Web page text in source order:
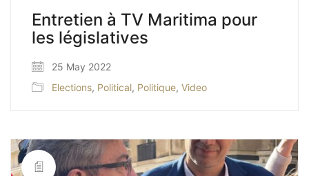
Entretien à TV Maritima pour
les législatives
25 May 2022
Elections, Political, Politique, Video